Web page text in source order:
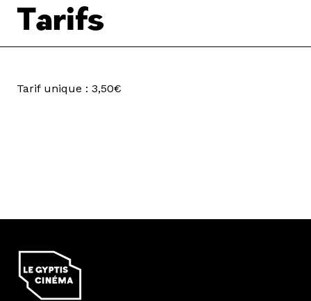
Tarifs
Tarif unique : 3,50€